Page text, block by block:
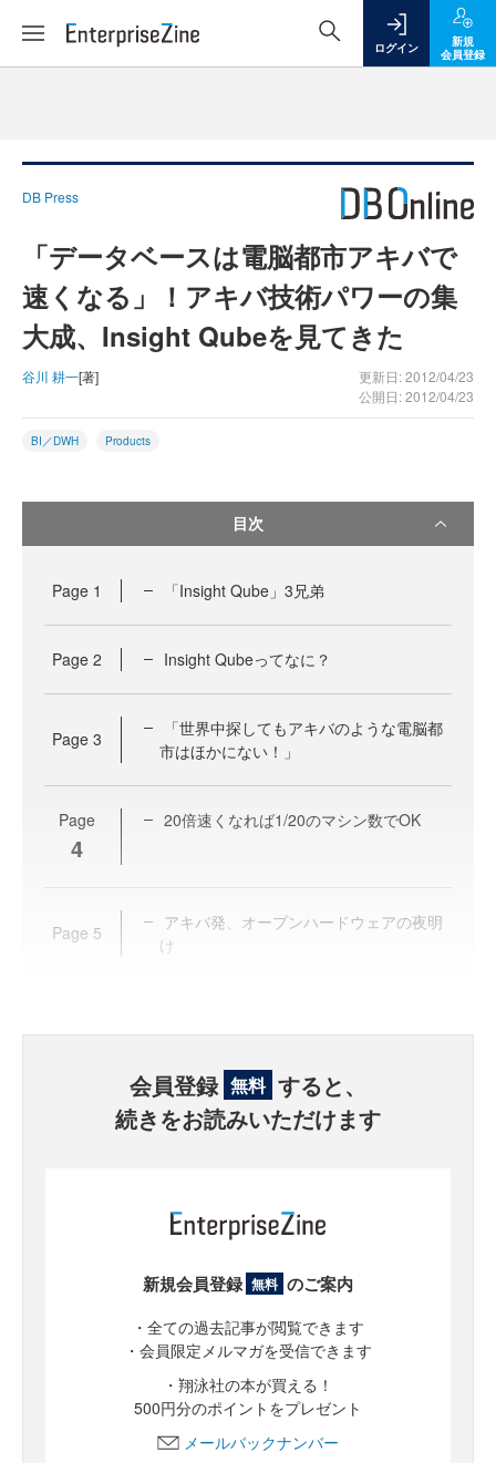
ログイン
新規
会員登録
DB Press
「データベースは電脳都市アキバで
速くなる」！アキバ技術パワーの集
大成、Insight Qubeを見てきた
谷川 耕一[著]
更新日: 2012/04/23
公開日: 2012/04/23
BI／DWH Products
目次
Page 1 「Insight Qube」3兄弟
Page 2 Insight Qubeってなに？
Page 3
「世界中探してもアキバのような電脳都
市はほかにない！」
Page
4
20倍速くなれば1/20のマシン数でOK
Page 5
アキバ発、オープンハードウェアの夜明
け
会員登録 無料 すると、
続きをお読みいただけます
新規会員登録 無料 のご案内
・全ての過去記事が閲覧できます
・会員限定メルマガを受信できます
・翔泳社の本が買える！
500円分のポイントをプレゼント
メールバックナンバー